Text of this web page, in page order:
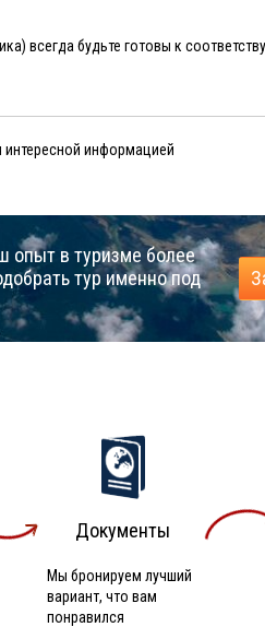
всегда будьте готовы к
интересной информацией
опыт в туризме более
тур именно под
Документы
Мы бронируем лучший
вариант, что вам
понравился